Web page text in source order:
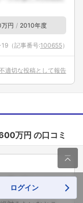
円 2010年度
（記事番号:100655）
適切な投稿として報告
万円 の口コミ

ログイン